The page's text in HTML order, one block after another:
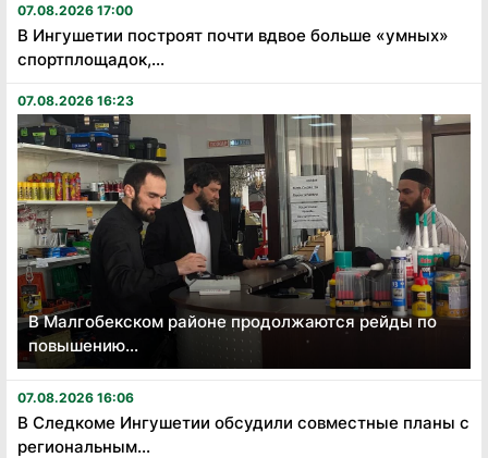
07.08.2026 17:00
В Ингушетии построят почти вдвое больше «умных»
спортплощадок,...
07.08.2026 16:23
В Малгобекском районе продолжаются рейды по
повышению...
07.08.2026 16:06
В Следкоме Ингушетии обсудили совместные планы с
региональным...